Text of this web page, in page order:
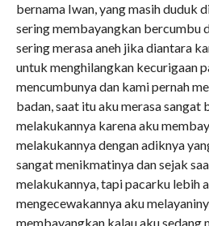
bernama Iwan, yang masih duduk
sering membayangkan bercumbu
sering merasa aneh jika diantara
untuk menghilangkan kecurigaan
mencumbunya dan kami pernah
badan, saat itu aku merasa sangat
melakukannya karena aku
melakukannya dengan adiknya
sangat menikmatinya dan sejak
melakukannya, tapi pacarku lebih
mengecewakannya aku
membayangkan kalau aku sedang